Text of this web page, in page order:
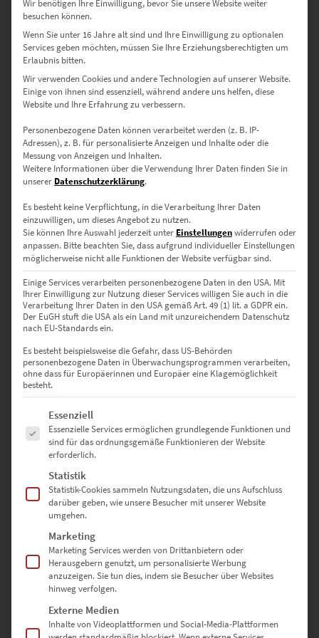
€49,00 –€689,00
Enthält 19% Mwst.
zzgl.Versand
Lieferzeit: ca. 10 Werktage
Dieses Produkt weist mehrere Varianten auf. Die Optionen können auf der Produktseite gewählt werden
EZ01016 Altdorf Vol VII
24,90
Lieferzeit: ca. 10 Werktage
Wir benötigen Ihre Einwilligung, bevor Sie unsere Website weiter
besuchen können.
Wenn Sie unter 16 Jahre alt sind und Ihre Einwilligung zu optionalen
Services geben möchten, müssen Sie Ihre Erziehungsberechtigten um
Erlaubnis bitten.
Wir verwenden Cookies und andere Technologien auf unserer Website.
Einige von ihnen sind essenziell, während andere uns helfen, diese
Website und Ihre Erfahrung zu verbessern.
Personenbezogene Daten können verarbeitet werden (z. B. IP-
Adressen), z. B. für personalisierte Anzeigen und Inhalte oder die
Messung von Anzeigen und Inhalten.
Weitere Informationen über die Verwendung Ihrer Daten finden Sie in
unserer Datenschutzerklärung.
Es besteht keine Verpflichtung, in die Verarbeitung Ihrer Daten
einzuwilligen, um dieses Angebot zu nutzen.
Sie können Ihre Auswahl jederzeit unter Einstellungenwiderrufen oder
anpassen. Bitte beachten Sie, dass aufgrund individueller Einstellungen
möglicherweise nicht alle Funktionen der Website verfügbar sind.
Einige Services verarbeiten personenbezogene Daten in den USA. Mit
Ihrer Einwilligung zur Nutzung dieser Services willigen Sie auch in die
Verarbeitung Ihrer Daten in den USA gemäß Art. 49 (1) lit. a GDPR ein.
Der EuGH stuft die USA als ein Land mit unzureichendem Datenschutz
nach EU-Standards ein.
Es besteht beispielsweise die Gefahr, dass US-Behörden
personenbezogene Daten in Überwachungsprogrammen verarbeiten,
ohne dass für Europäerinnen und Europäer eine Klagemöglichkeit
besteht.
Es folgt eine Liste der Service-Gruppen, für die eine Einwilligung
Essenziell
Essenzielle Services ermöglichen grundlegende Funktionen und
sind für das ordnungsgemäße Funktionieren der Website
erforderlich.
Statistik
Statistik-Cookies sammeln Nutzungsdaten, die uns Aufschluss
darüber geben, wie unsere Besucher mit unserer Website
umgehen.
Marketing
Marketing Services werden von Drittanbietern oder
Herausgebern genutzt, um personalisierte Werbung
anzuzeigen. Sie tun dies, indem sie Besucher über Websites
hinweg verfolgen.
Externe Medien
Inhalte von Videoplattformen und Social-Media-Plattformen